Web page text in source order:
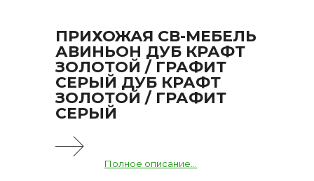
ПРИХОЖАЯ СВ-МЕБЕЛЬ
АВИНЬОН ДУБ КРАФТ
ЗОЛОТОЙ / ГРАФИТ
СЕРЫЙ ДУБ КРАФТ
ЗОЛОТОЙ / ГРАФИТ
СЕРЫЙ
Полное описание...